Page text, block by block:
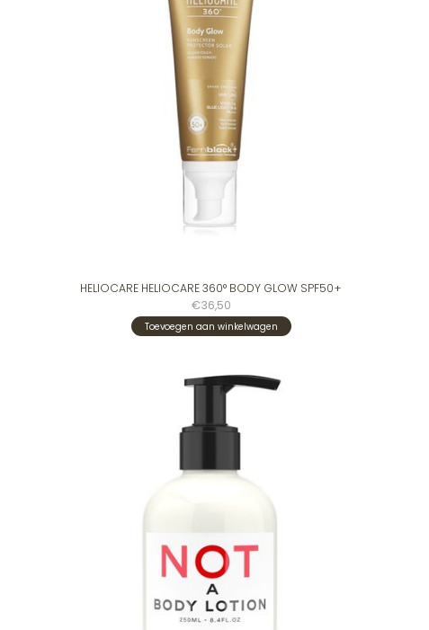
HELIOCARE HELIOCARE 360° BODY GLOW SPF50+
€36,50
Toevoegen aan winkelwagen